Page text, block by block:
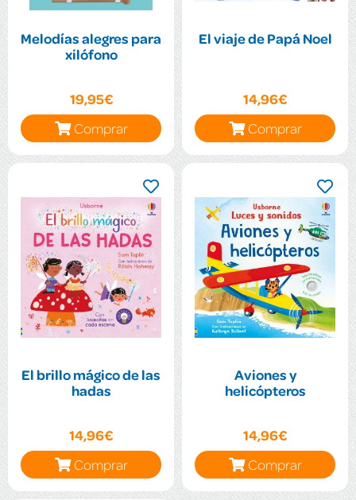
Melodías alegres para
xilófono
19,95€
Comprar
El viaje de Papá Noel
14,96€
Comprar
El brillo mágico de las
hadas
14,96€
Comprar
Aviones y
helicópteros
14,96€
Comprar